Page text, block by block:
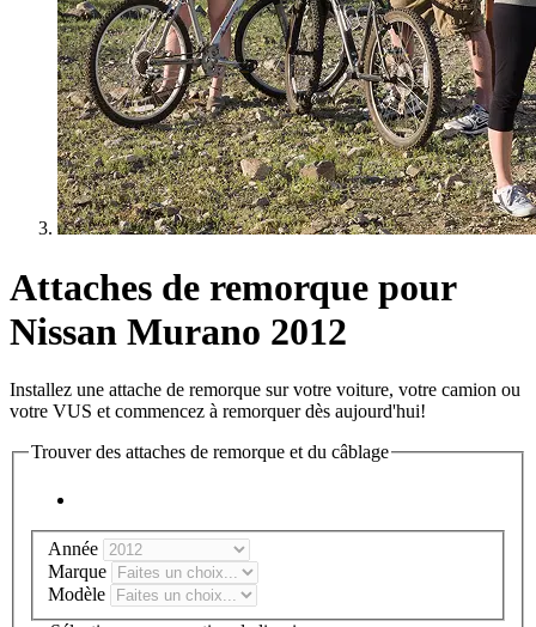
Attaches de remorque pour
Nissan Murano 2012
Installez une attache de remorque sur votre voiture, votre camion ou
votre VUS et commencez à remorquer dès aujourd'hui!
Trouver des attaches de remorque et du câblage
Année
Marque
Modèle